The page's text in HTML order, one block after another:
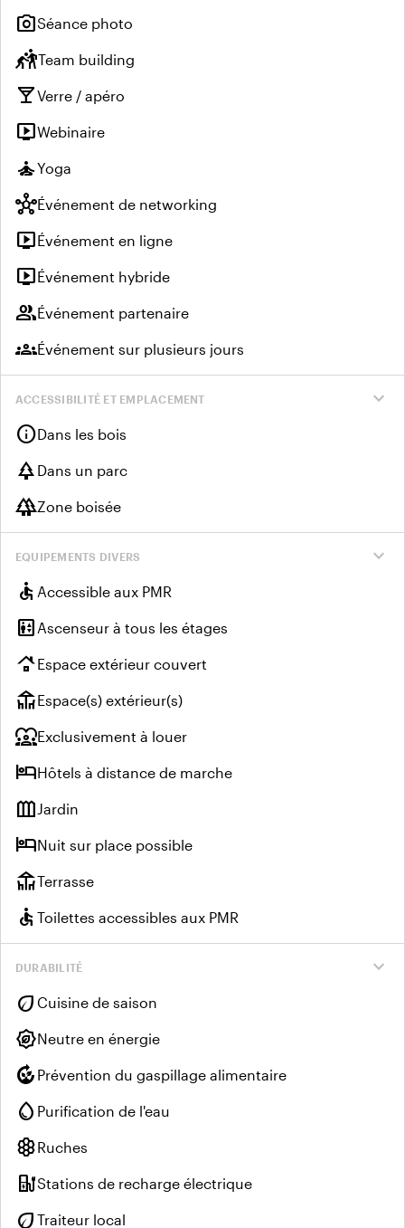
photo_cameraSéance photo
sports_kabaddiTeam building
local_barVerre / apéro
live_tvWebinaire
self_improvementYoga
hubÉvénement de networking
live_tvÉvénement en ligne
live_tvÉvénement hybride
groupÉvénement partenaire
groupsÉvénement sur plusieurs jours
expand_more
ACCESSIBILITÉ ET EMPLACEMENT
infoDans les bois
park Dans un parc
forestZone boisée
expand_more
EQUIPEMENTS DIVERS
accessible Accessible aux PMR
elevator Ascenseur à tous les étages
roofingEspace extérieur couvert
deckEspace(s) extérieur(s)
diversity_1Exclusivement à louer
hotelHôtels à distance de marche
outdoor_gardenJardin
hotelNuit sur place possible
deckTerrasse
accessible Toilettes accessibles aux PMR
expand_more
DURABILITÉ
eco Cuisine de saison
energy_program_savingNeutre en énergie
compost Prévention du gaspillage alimentaire
water_drop Purification de l'eau
hiveRuches
ev_chargerStations de recharge électrique
eco Traiteur local